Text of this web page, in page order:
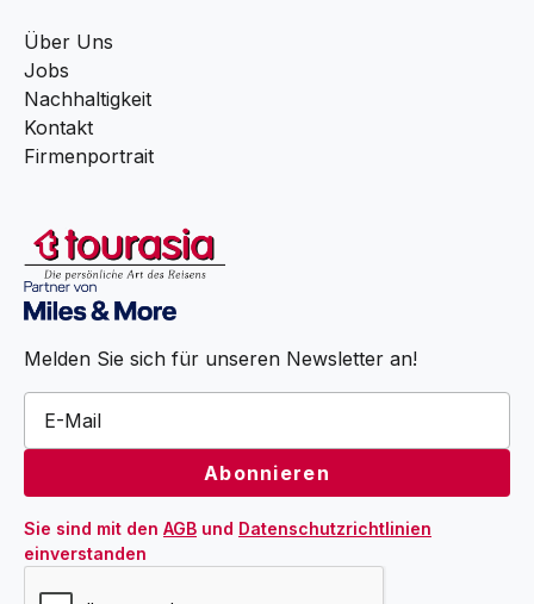
Über Uns
Jobs
Nachhaltigkeit
Kontakt
Firmenportrait
Melden Sie sich für unseren Newsletter an!
Sie sind mit den AGB und Datenschutzrichtlinien
einverstanden